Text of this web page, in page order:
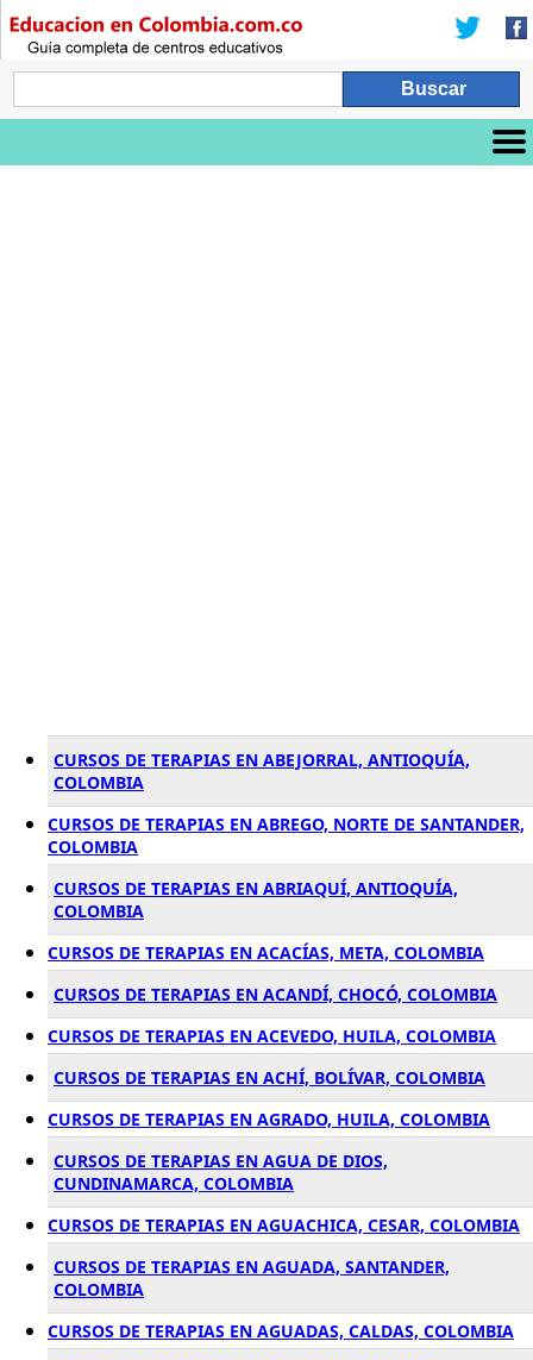
CURSOS DE TERAPIAS EN ABEJORRAL, ANTIOQUÍA,
COLOMBIA
CURSOS DE TERAPIAS EN ABREGO, NORTE DE SANTANDER,
COLOMBIA
CURSOS DE TERAPIAS EN ABRIAQUÍ, ANTIOQUÍA,
COLOMBIA
CURSOS DE TERAPIAS EN ACACÍAS, META, COLOMBIA
CURSOS DE TERAPIAS EN ACANDÍ, CHOCÓ, COLOMBIA
CURSOS DE TERAPIAS EN ACEVEDO, HUILA, COLOMBIA
CURSOS DE TERAPIAS EN ACHÍ, BOLÍVAR, COLOMBIA
CURSOS DE TERAPIAS EN AGRADO, HUILA, COLOMBIA
CURSOS DE TERAPIAS EN AGUA DE DIOS,
CUNDINAMARCA, COLOMBIA
CURSOS DE TERAPIAS EN AGUACHICA, CESAR, COLOMBIA
CURSOS DE TERAPIAS EN AGUADA, SANTANDER,
COLOMBIA
CURSOS DE TERAPIAS EN AGUADAS, CALDAS, COLOMBIA